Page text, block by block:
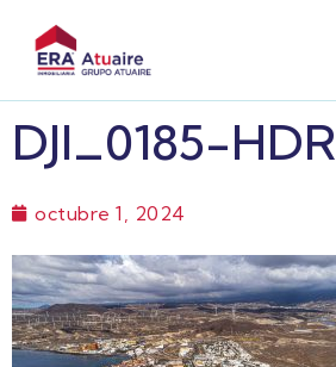
DJI_0185-HDR
octubre 1, 2024